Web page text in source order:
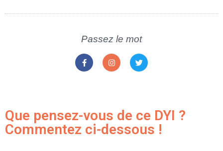
Passez le mot
Que pensez-vous de ce DYI ?
Commentez ci-dessous !